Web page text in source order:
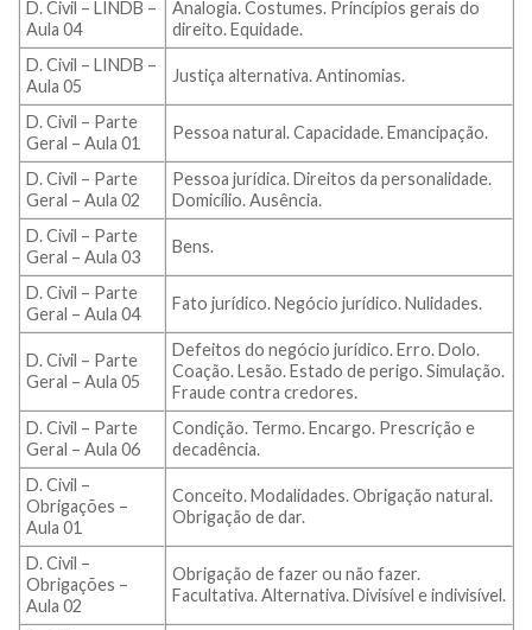
D. Civil – LINDB –
Aula 04
Analogia. Costumes. Princípios gerais do
direito. Equidade.
D. Civil – LINDB –
Aula 05
Justiça alternativa. Antinomias.
D. Civil – Parte
Geral – Aula 01
Pessoa natural. Capacidade. Emancipação.
D. Civil – Parte
Geral – Aula 02
Pessoa jurídica. Direitos da personalidade.
Domicílio. Ausência.
D. Civil – Parte
Geral – Aula 03
Bens.
D. Civil – Parte
Geral – Aula 04
Fato jurídico. Negócio jurídico. Nulidades.
D. Civil – Parte
Geral – Aula 05
Defeitos do negócio jurídico. Erro. Dolo.
Coação. Lesão. Estado de perigo. Simulação.
Fraude contra credores.
D. Civil – Parte
Geral – Aula 06
Condição. Termo. Encargo. Prescrição e
decadência.
D. Civil –
Obrigações –
Aula 01
Conceito. Modalidades. Obrigação natural.
Obrigação de dar.
D. Civil –
Obrigações –
Aula 02
Obrigação de fazer ou não fazer.
Facultativa. Alternativa. Divisível e indivisível.